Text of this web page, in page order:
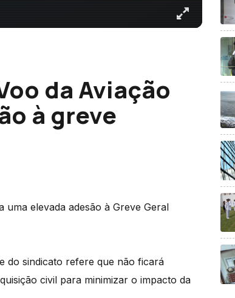
da Aviação
à greve
uma elevada adesão à Greve Geral
do sindicato refere que não ficará
civil para minimizar o impacto da